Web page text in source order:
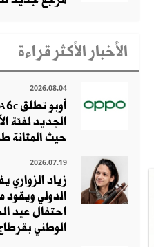
الأخبار الأكثر قراءة
2026.08.04
الجديد لفئة
حيث المتانة
2026.07.19
زياد الزواري
احتفال عيد
الوطني